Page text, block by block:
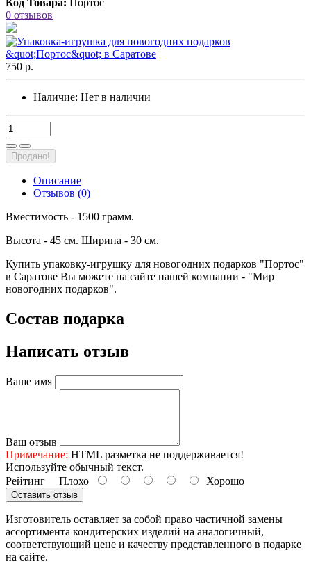
Код Товара: Портос
0 отзывов
750 р.
Наличие: Нет в наличии
Продано!
Описание
Отзывов (0)
Вместимость - 1500 грамм.
Высота - 45 см. Ширина - 30 см.
Купить упаковку-игрушку для новогодних подарков "Портос"
в Саратове Вы можете на сайте нашей компании - "Мир
новогодних подарков".
Состав подарка
Написать отзыв
Ваше имя
Ваш отзыв
Примечание: HTML разметка не поддерживается!
Используйте обычный текст.
Рейтинг Плохо Хорошо
Оставить отзыв
Изготовитель оставляет за собой право частичной замены
ассортимента кондитерских изделий на аналогичный,
соответствующий цене и качеству представленного в подарке
на сайте.